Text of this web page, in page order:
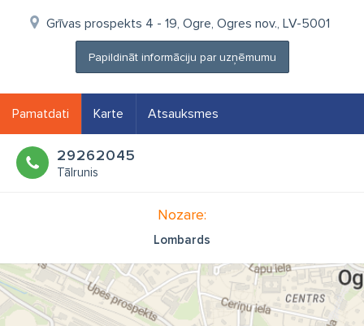
Grīvas prospekts 4 - 19, Ogre, Ogres nov., LV-5001
Papildināt informāciju par uzņēmumu
Pamatdati Karte Atsauksmes
29262045
Tālrunis
Nozare:
Lombards